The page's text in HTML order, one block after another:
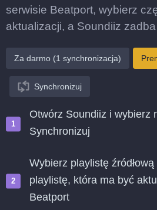
serwisie Beatport, wybierz
aktualizacji, a Soundiiz
Za darmo (1 synchronizacja)
Synchronizuj
Otwórz Soundiiz i wybierz
Synchronizuj
Wybierz playlistę
playlistę, która ma być
Beatport